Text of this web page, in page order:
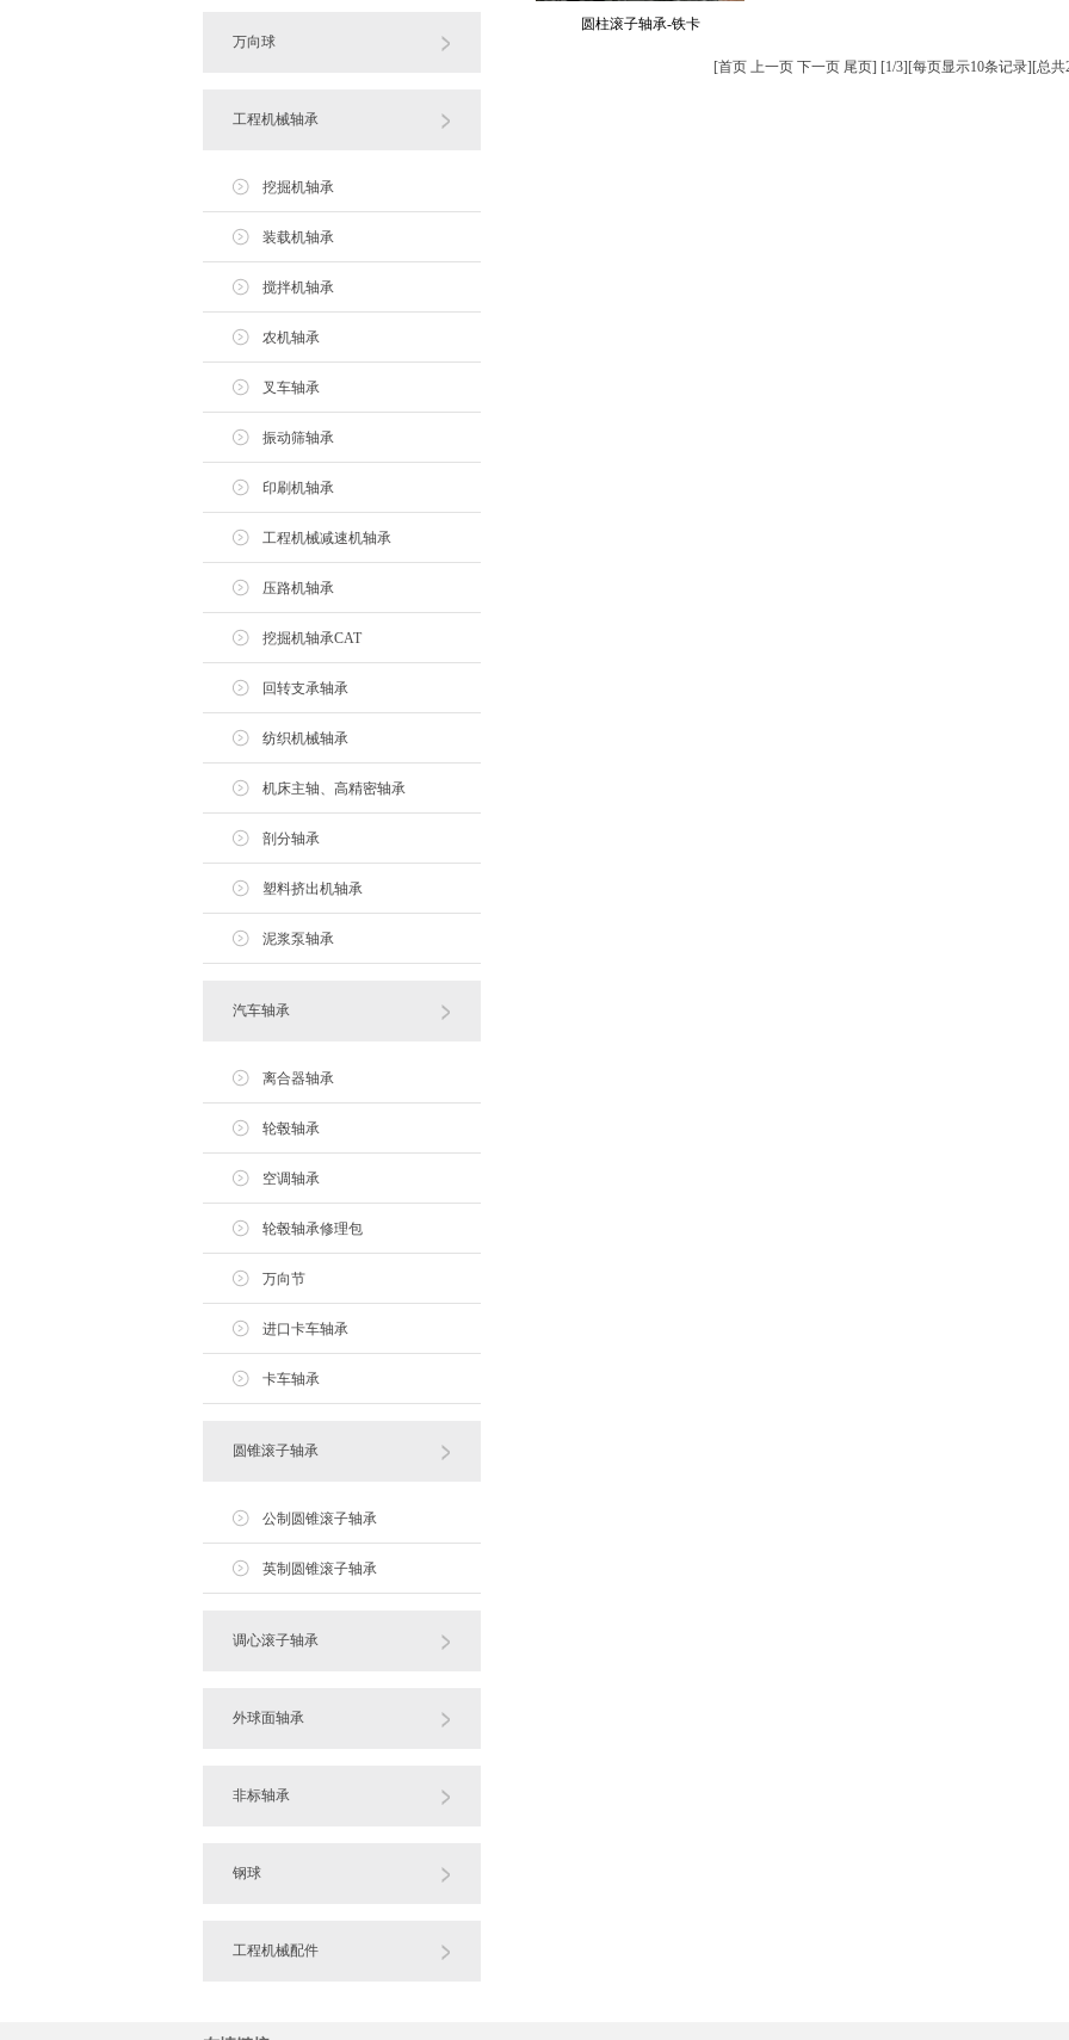
万向球
工程机械轴承
挖掘机轴承
装载机轴承
搅拌机轴承
农机轴承
叉车轴承
振动筛轴承
印刷机轴承
工程机械减速机轴承
压路机轴承
挖掘机轴承CAT
回转支承轴承
纺织机械轴承
机床主轴、高精密轴承
剖分轴承
塑料挤出机轴承
泥浆泵轴承
汽车轴承
离合器轴承
轮毂轴承
空调轴承
轮毂轴承修理包
万向节
进口卡车轴承
卡车轴承
圆锥滚子轴承
公制圆锥滚子轴承
英制圆锥滚子轴承
调心滚子轴承
外球面轴承
非标轴承
钢球
工程机械配件
圆柱滚子轴承-铁卡
[首页上一页 下一页 尾页] [1/3][每页显示10条记录][总共